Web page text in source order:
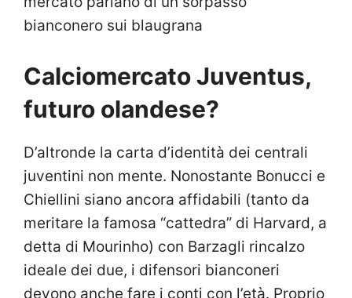
bianconero sui blaugrana
Calciomercato Juventus,
futuro olandese?
D’altronde la carta d’identità dei centrali
juventini non mente. Nonostante Bonucci e
Chiellini siano ancora affidabili (tanto da
meritare la famosa “cattedra” di Harvard, a
detta di Mourinho) con Barzagli rincalzo
ideale dei due, i difensori bianconeri
devono anche fare i conti con l’età. Proprio